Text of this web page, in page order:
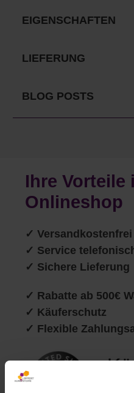
EIGENSCHAFTEN
LIEFERUNG
BLOG POSTS
Ihre Vorteile
Onlineshop
✓ Versandkostenfrei
✓ Service
✓ Sichere Lieferung
✓ Rabatte ab 500€
✓ Käuferschutz
✓ Flexible